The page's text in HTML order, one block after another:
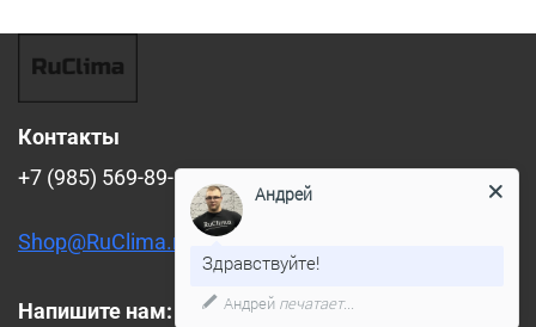
Контакты
+7 (985) 569-89-88
Shop@RuClima.ru
Напишите нам:
Андрей
Здравствуйте!
Андрей печатает...